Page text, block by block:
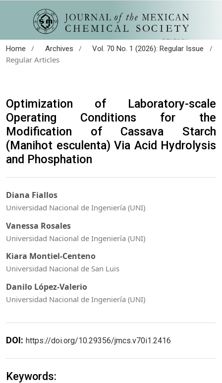
Home / Archives / Vol. 70 No. 1 (2026): Regular Issue
/
Regular Articles
Optimization of Laboratory-scale
Operating Conditions for the
Modification of Cassava Starch
(Manihot esculenta) Via Acid Hydrolysis
and Phosphation
Diana Fiallos
Universidad Nacional de Ingeniería (UNI)
Vanessa Rosales
Universidad Nacional de Ingeniería (UNI)
Kiara Montiel-Centeno
Universidad Nacional de San Luis
Danilo López-Valerio
Universidad Nacional de Ingeniería (UNI)
DOI: https://doi.org/10.29356/jmcs.v70i1.2416
Keywords: